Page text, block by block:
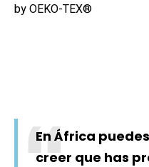
by OEKO-TEX®
En África
creer que has